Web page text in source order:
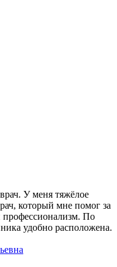
У меня тяжёлое
который мне помог за
профессионализм. По
удобно расположена.